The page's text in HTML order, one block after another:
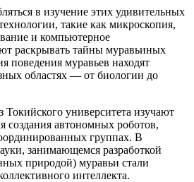
в изучение этих удивительных
такие как микроскопия,
и компьютерное
раскрывать тайны муравьиных
поведения муравьев находят
областях — от биологии до
Токийского университета изучают
создания автономных роботов,
группах. В
занимающемся разработкой
природой) муравьи стали
интеллекта.